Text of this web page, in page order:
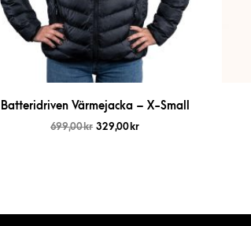
Batteridriven Värmejacka – X-Small
699,00kr 329,00 kr